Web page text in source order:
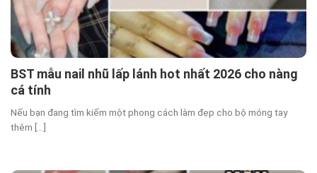
BST mẫu nail nhũ lấp lánh hot nhất 2026 cho nàng
cá tính
Nếu bạn đang tìm kiếm một phong cách làm đẹp cho bộ móng tay
thêm [...]